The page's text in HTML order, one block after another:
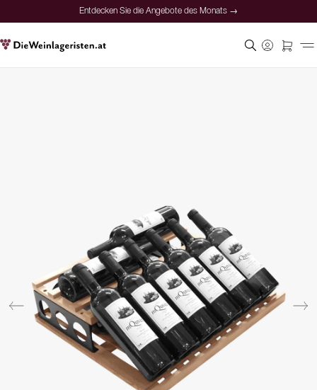
Entdecken Sie die Angebote des Monats →